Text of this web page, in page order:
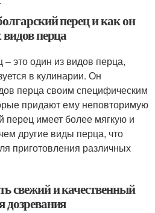
перец и как он
видов перца
– это один из видов перца,
в кулинарии. Он
перца своим специфическим
придают ему неповторимую
перец имеет более мягкую и
другие виды перца, что
приготовления различных
свежий и качественный
дозревания